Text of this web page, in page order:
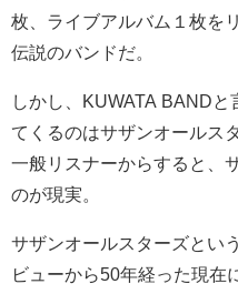
枚、ライブアルバム１枚を
伝説のバンドだ。
しかし、KUWATA BAND
てくるのはサザンオールス
一般リスナーからすると、
のが現実。
サザンオールスターズとい
ビューから50年経った現在